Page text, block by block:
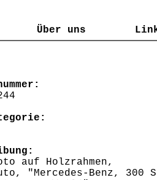
Über uns
Über uns
auf Holzrahmen,
"Mercedes-Benz, 300